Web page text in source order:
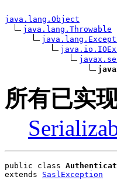
java.lang.Object
java.lang.Throwable
所有已实
public class
extends SaslException